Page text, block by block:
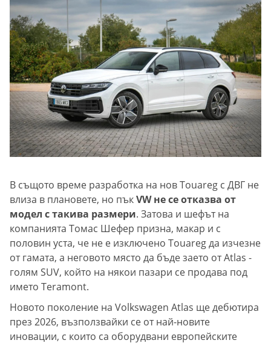
В същото време разработка на нов Touareg с ДВГ не
влиза в плановете, но пъкVW не се отказва от
модел с такива размери. Затова и шефът на
компанията Томас Шефер призна, макар и с
половин уста, че не е изключено Touareg да изчезне
от гамата, а неговото място да бъде заето от Atlas -
голям SUV, който на някои пазари се продава под
името Teramont.
Новото поколение на Volkswagen Atlas ще дебютира
през 2026, възползвайки се от най-новите
иновации, с които са оборудвани европейските